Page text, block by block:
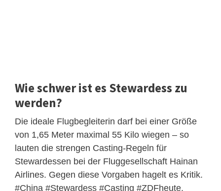
Wie schwer ist es Stewardess zu
werden?
Die ideale Flugbegleiterin darf bei einer Größe
von 1,65 Meter maximal 55 Kilo wiegen – so
lauten die strengen Casting-Regeln für
Stewardessen bei der Fluggesellschaft Hainan
Airlines. Gegen diese Vorgaben hagelt es Kritik.
#China #Stewardess #Casting #ZDFheute.